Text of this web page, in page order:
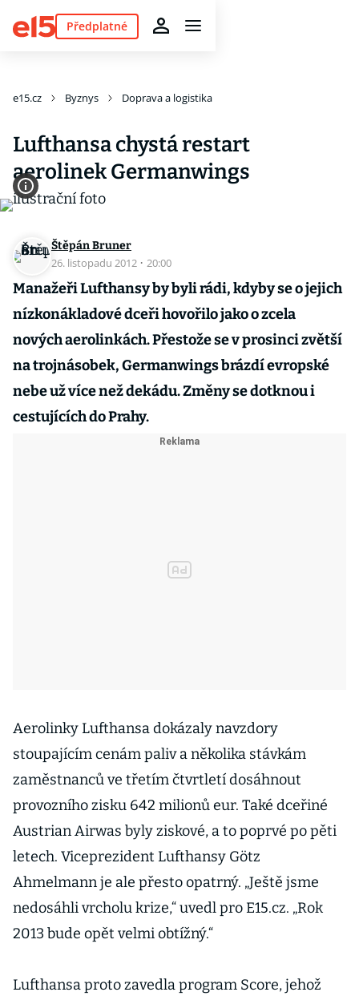
Předplatné
e15.cz Byznys Doprava a logistika
Lufthansa chystá restart
aerolinek Germanwings
Štěpán Bruner
26. listopadu 2012 · 20:00
Manažeři Lufthansy by byli rádi, kdyby se o jejich
nízkonákladové dceři hovořilo jako o zcela
nových aerolinkách. Přestože se v prosinci zvětší
na trojnásobek, Germanwings brázdí evropské
nebe už více než dekádu. Změny se dotknou i
cestujících do Prahy.
Aerolinky Lufthansa dokázaly navzdory
stoupajícím cenám paliv a několika stávkám
zaměstnanců ve třetím čtvrtletí dosáhnout
provozního zisku 642 milionů eur. Také dceřiné
Austrian Airwas byly ziskové, a to poprvé po pěti
letech. Viceprezident Lufthansy Götz
Ahmelmann je ale přesto opatrný. „Ještě jsme
nedosáhli vrcholu krize,“ uvedl pro E15.cz. „Rok
2013 bude opět velmi obtížný.“
Lufthansa proto zavedla program Score, jehož